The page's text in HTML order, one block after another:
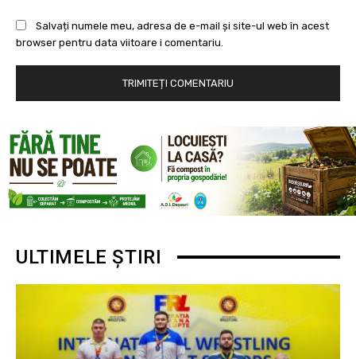
Salvați numele meu, adresa de e-mail și site-ul web în acest
browser pentru data viitoare i comentariu.
ULTIMELE ȘTIRI